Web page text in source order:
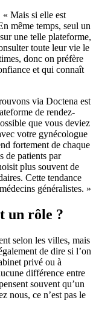
Mais si elle est
même temps, seul un
une telle plateforme,
toute leur vie le
donc on préfère
et qui connaît
via Doctena est
de rendez-
que vous deviez
votre gynécologue
fortement de chaque
de patients par
plus souvent de
Cette tendance
généralistes. »
un rôle ?
selon les villes, mais
de dire si l’on
privé ou à
différence entre
souvent qu’un
nous, ce n’est pas le